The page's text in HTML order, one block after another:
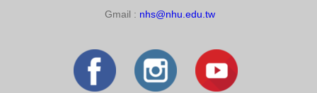
Gmail : nhs@nhu.edu.tw